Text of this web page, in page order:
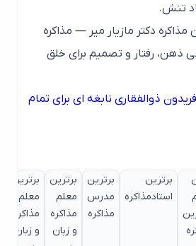
دکتر مازیار میر — مذاکره
رفتار و تصمیم برای خلق
ذوالفقاری نابغه ای برای تمام
برترین
استادمذاکره
برترین
مدرس
مذاکره
برترین
معلم
مذاکره
و زبان
برترین
معلم
مذاکره
و زبان
استاد
ایران